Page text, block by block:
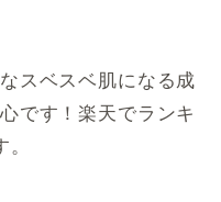
スベスベ肌になる成
です！楽天でランキ